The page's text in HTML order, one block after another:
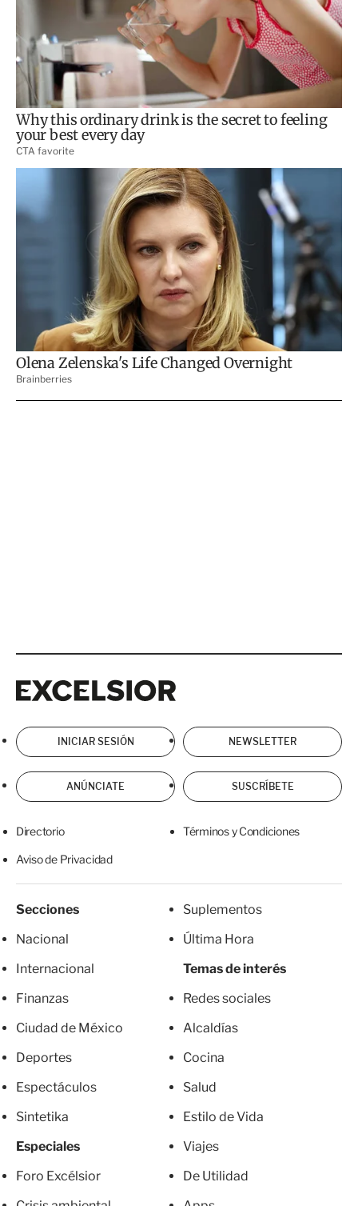
INICIAR SESIÓN NEWSLETTER
ANÚNCIATE SUSCRÍBETE
Directorio Términos y Condiciones
Aviso de Privacidad
Secciones
Nacional
Internacional
Finanzas
Ciudad de México
Deportes
Espectáculos
Sintetika
Especiales
Foro Excélsior
Suplementos
Última Hora
Temas de interés
Redes sociales
Alcaldías
Cocina
Salud
Estilo de Vida
Viajes
De Utilidad